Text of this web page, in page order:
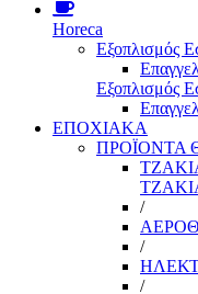
Horeca
Εξοπλισμός
Εξοπλισμός
ΕΠΟΧΙΑΚΑ
ΠΡΟΪΟΝΤΑ
/
/
/